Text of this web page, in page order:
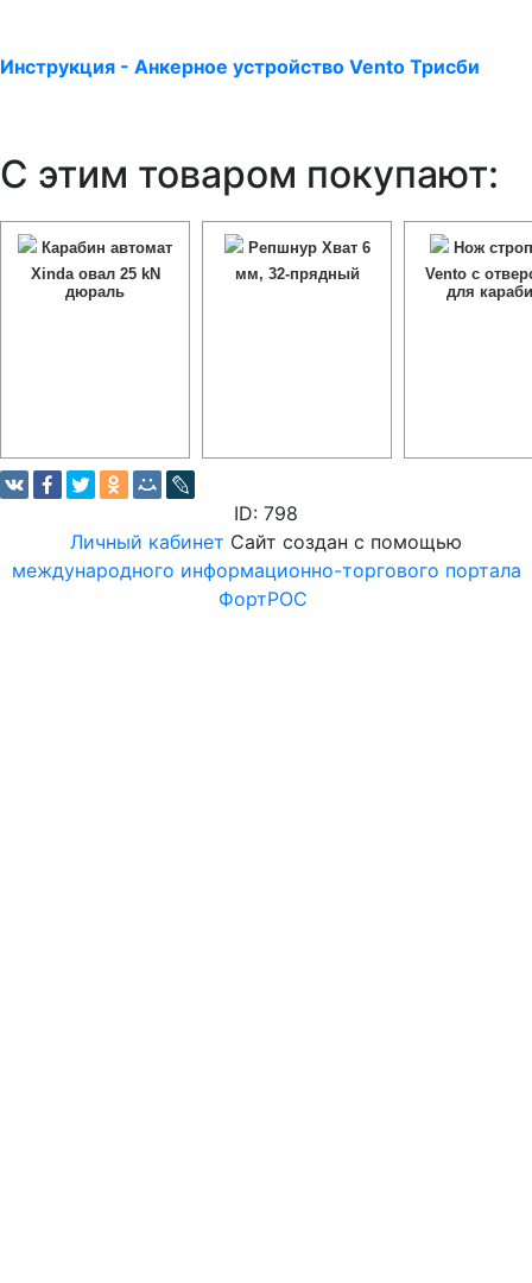
Инструкция - Анкерное устройство Vento Трисби
С этим товаром покупают:
Карабин автомат
Xinda овал 25 kN
дюраль
Репшнур Хват 6
мм, 32-прядный
Нож
Vento с
для
ID: 798
Личный кабинет Сайт создан с помощью
международного информационно-торгового портала
ФортРОС